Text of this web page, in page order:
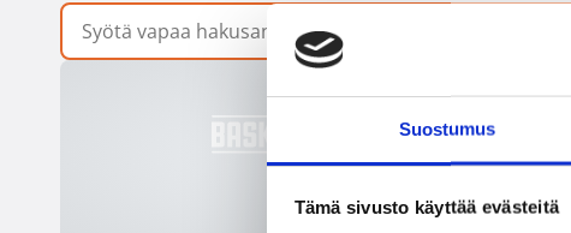
Suostumus
Tämä sivusto käyttää evästeitä
Vapaa hakusana